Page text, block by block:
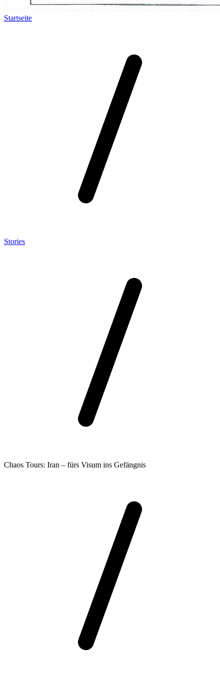
Startseite
Stories
Chaos Tours: Iran – fürs Visum ins Gefängnis